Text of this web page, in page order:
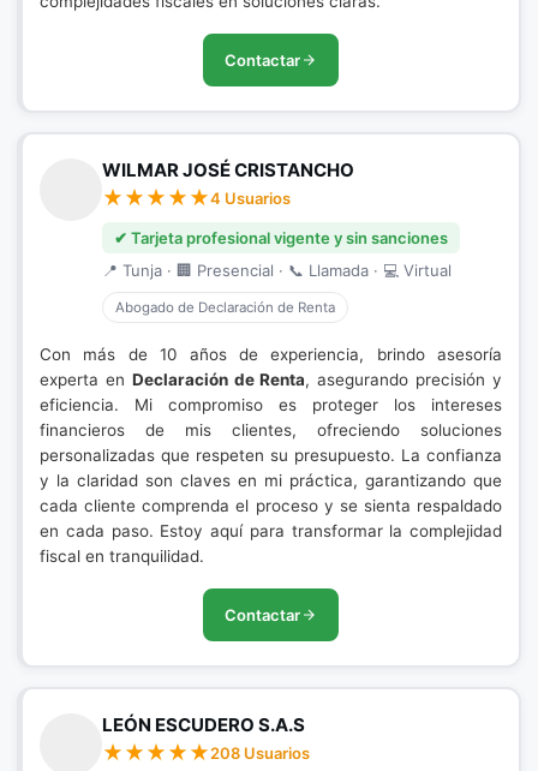
Contactar
WILMAR JOSÉ CRISTANCHO
4 Usuarios
✔ Tarjeta profesional vigente y sin sanciones
📍 Tunja · 🏢 Presencial · 📞 Llamada · 💻 Virtual
Abogado de Declaración de Renta
Con más de 10 años de experiencia, brindo asesoría
experta en Declaración de Renta, asegurando precisión y
eficiencia. Mi compromiso es proteger los intereses
financieros de mis clientes, ofreciendo soluciones
personalizadas que respeten su presupuesto. La confianza
y la claridad son claves en mi práctica, garantizando que
cada cliente comprenda el proceso y se sienta respaldado
en cada paso. Estoy aquí para transformar la complejidad
fiscal en tranquilidad.
Contactar
LEÓN ESCUDERO S.A.S
208 Usuarios